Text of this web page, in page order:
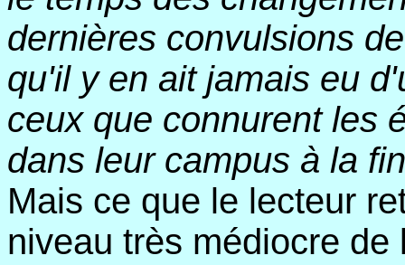
dernières convulsions
qu'il y en ait jamais eu
ceux que connurent les
dans leur campus à la
Mais ce que le lecteur
niveau très médiocre